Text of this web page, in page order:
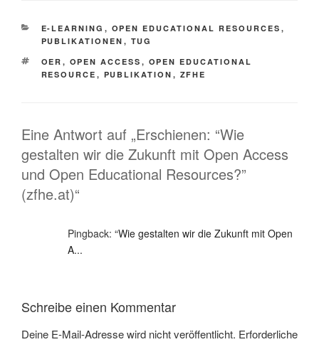
KATEGORIEN
E-LEARNING , OPEN EDUCATIONAL RESOURCES ,
PUBLIKATIONEN , TUG
SCHLAGWÖRTER
OER , OPEN ACCESS , OPEN EDUCATIONAL
RESOURCE , PUBLIKATION , ZFHE
Eine Antwort auf „Erschienen: “Wie
gestalten wir die Zukunft mit Open Access
und Open Educational Resources?”
(zfhe.at)“
Pingback: “Wie gestalten wir die Zukunft mit Open
A...
Schreibe einen Kommentar
Deine E-Mail-Adresse wird nicht veröffentlicht. Erforderliche